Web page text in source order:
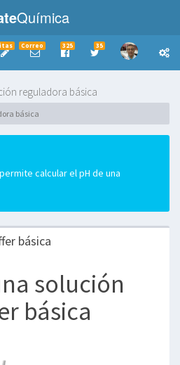
Química
Correo 325 35
reguladora básica
básica
calcular el pH de una
básica
solución
básica